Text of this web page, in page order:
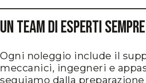
Un Team di Esperti
Ogni noleggio include il
meccanici, ingegneri e
seguiamo dalla